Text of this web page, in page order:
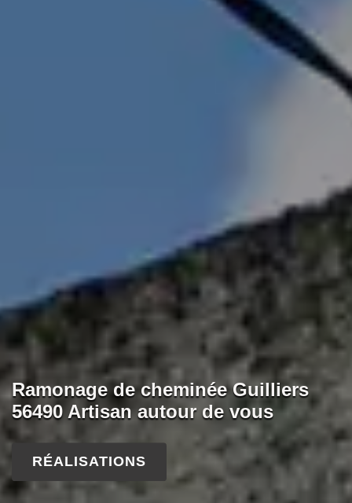
Ramonage de cheminée Guilliers
56490 Artisan autour de vous
RÉALISATIONS